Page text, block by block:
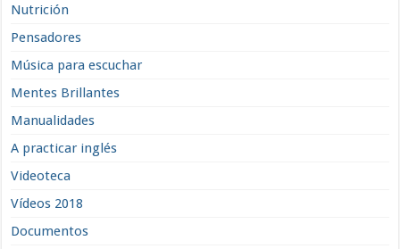
Nutrición
Pensadores
Música para escuchar
Mentes Brillantes
Manualidades
A practicar inglés
Videoteca
Vídeos 2018
Documentos